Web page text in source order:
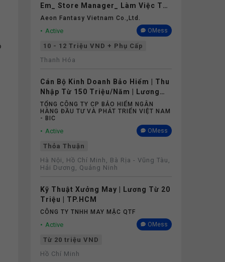
Em_ Store Manager_ Làm Việc Tại
Aeon Mall Thanh Hóa
Aeon Fantasy Vietnam Co.,ltd.
Active OMess
10 - 12 Triệu VND + Phụ Cấp
Thanh Hóa
Cán Bộ Kinh Doanh Bảo Hiểm | Thu
Nhập Từ 150 Triệu/Năm | Lương
Cứng Không Phụ Thuộc Doanh Số
TỔNG CÔNG TY CP BẢO HIỂM NGÂN
HÀNG ĐẦU TƯ VÀ PHÁT TRIỂN VIỆT NAM
- BIC
Active OMess
Thỏa Thuận
Hà Nội, Hồ Chí Minh, Bà Rịa - Vũng Tàu,
Hải Dương, Quảng Ninh
Kỹ Thuật Xưởng May | Lương Từ 20
Triệu | TP.HCM
CÔNG TY TNHH MAY MẶC QTF
Active OMess
Từ 20 triệu VND
Hồ Chí Minh